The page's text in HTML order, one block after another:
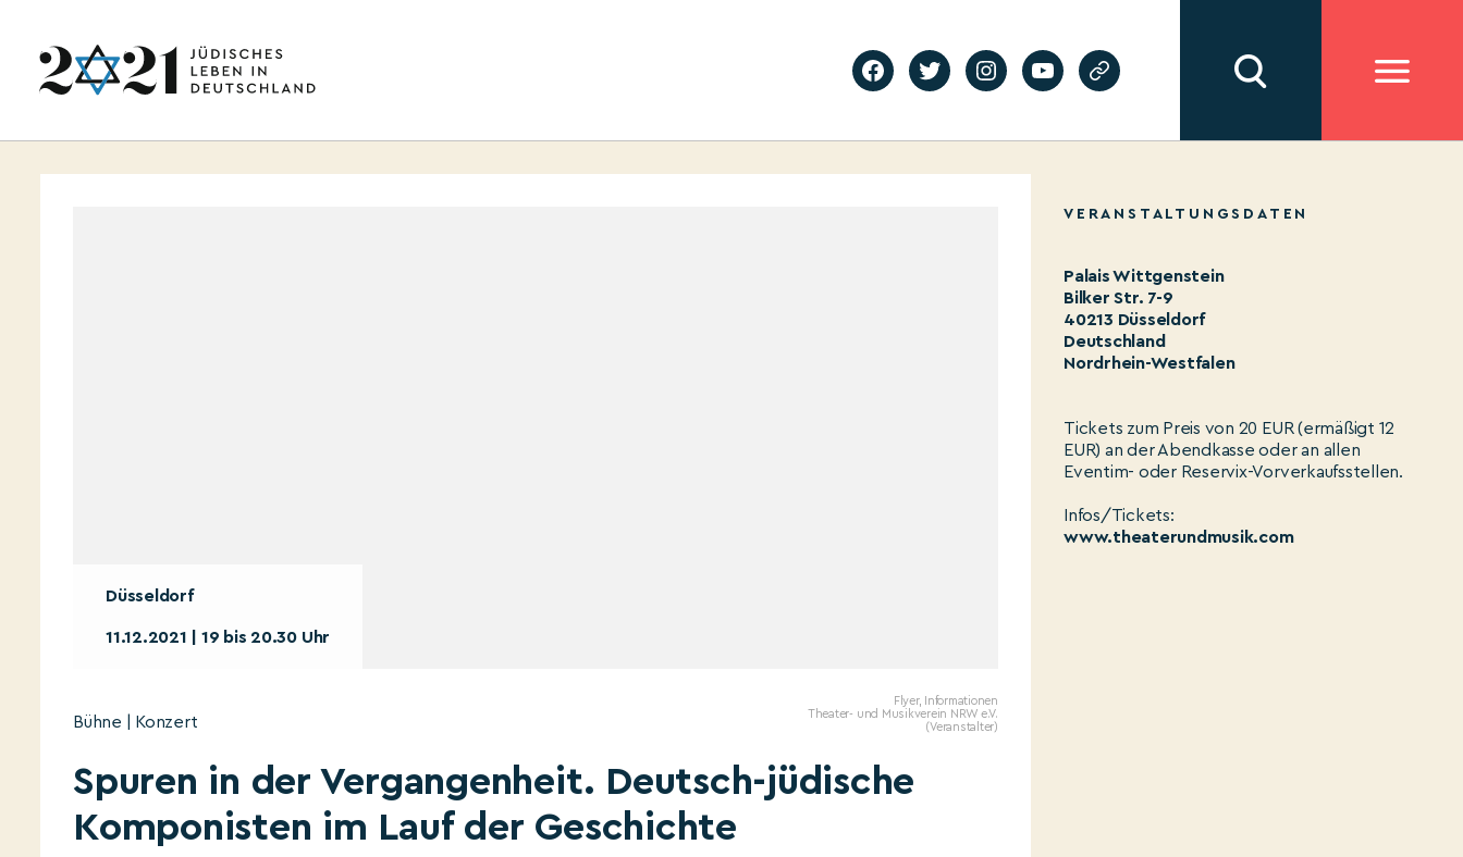
Düsseldorf
11.12.2021 | 19 bis 20.30 Uhr
Flyer, Informationen
Theater- und Musikverein NRW e.V.
(Veranstalter)
Bühne | Konzert
Spuren in der Vergangenheit. Deutsch-jüdische
Komponisten im Lauf der Geschichte
VERANSTALTUNGSDATEN
Palais Wittgenstein
Bilker Str. 7-9
40213 Düsseldorf
Deutschland
Nordrhein-Westfalen
Tickets zum Preis von 20 EUR (ermäßigt 12
EUR) an der Abendkasse oder an allen
Eventim- oder Reservix-Vorverkaufsstellen.
Infos/Tickets:
www.theaterundmusik.com